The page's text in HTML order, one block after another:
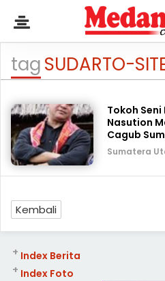
tagSUDARTO-
Tokoh
Nasution
Cagub
Sumatera
Kembali
Index Berita
+
Index Foto
+